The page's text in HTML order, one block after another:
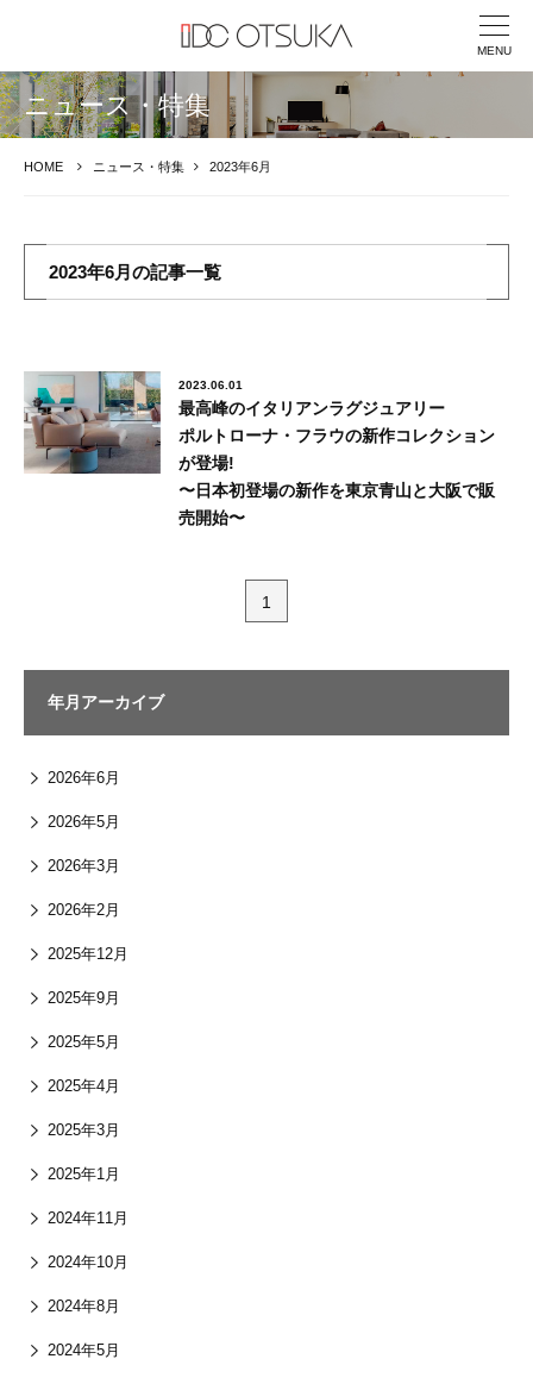
MENU
ニュース・特集
HOME ニュース・特集 2023年6月
2023年6月の記事一覧
2023.06.01
最高峰のイタリアンラグジュアリー
ポルトローナ・フラウの新作コレクション
が登場!
〜⽇本初登場の新作を東京⻘⼭と⼤阪で販
売開始〜
1
年月アーカイブ
2026年6月
2026年5月
2026年3月
2026年2月
2025年12月
2025年9月
2025年5月
2025年4月
2025年3月
2025年1月
2024年11月
2024年10月
2024年8月
2024年5月